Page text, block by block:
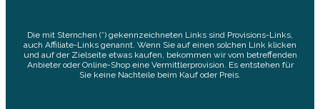
Die mit Sternchen (*) gekennzeichneten Links sind Provisions-Links,
auch Affiliate-Links genannt. Wenn Sie auf einen solchen Link klicken
und auf der Zielseite etwas kaufen, bekommen wir vom betreffenden
Anbieter oder Online-Shop eine Vermittlerprovision. Es entstehen für
Sie keine Nachteile beim Kauf oder Preis.